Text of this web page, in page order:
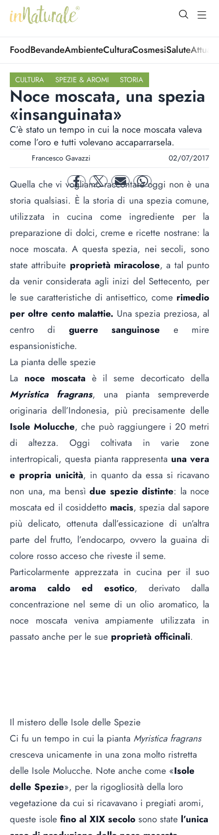
open
FoodBevandeAmbienteCulturaCosmesiSalute
CULTURA SPEZIE & AROMI STORIA
Noce moscata, una spezia
«insanguinata»
C’è stato un tempo in cui la noce moscata valeva
come l’oro e tutti volevano accaparrarsela.
Francesco Gavazzi 02/07/2017
facebooktwitter mail whatsapp
Quella che vi vogliamo raccontare oggi non è una
storia qualsiasi. È la storia di una spezia comune,
utilizzata in cucina come ingrediente per la
preparazione di dolci, creme e ricette nostrane: la
noce moscata. A questa spezia, nei secoli, sono
state attribuite proprietà miracolose, a tal punto
da venir considerata agli inizi del Settecento, per
le sue caratteristiche di antisettico, come rimedio
per oltre cento malattie. Una spezia preziosa, al
centro di guerre sanguinose e mire
espansionistiche.
La pianta delle spezie
La noce moscata è il seme decorticato della
Myristica fragrans, una pianta sempreverde
originaria dell’Indonesia, più precisamente delle
Isole Molucche, che può raggiungere i 20 metri
di altezza. Oggi coltivata in varie zone
intertropicali, questa pianta rappresenta una vera
e propria unicità, in quanto da essa si ricavano
non una, ma bensì due spezie distinte: la noce
moscata ed il cosiddetto macis, spezia dal sapore
più delicato, ottenuta dall’essicazione di un’altra
parte del frutto, l’endocarpo, ovvero la guaina di
colore rosso acceso che riveste il seme.
Particolarmente apprezzata in cucina per il suo
aroma caldo ed esotico, derivato dalla
concentrazione nel seme di un olio aromatico, la
noce moscata veniva ampiamente utilizzata in
passato anche per le sue proprietà officinali.
Il mistero delle Isole delle Spezie
Ci fu un tempo in cui la pianta Myristica fragrans
cresceva unicamente in una zona molto ristretta
delle Isole Molucche. Note anche come «Isole
delle Spezie», per la rigogliosità della loro
vegetazione da cui si ricavavano i pregiati aromi,
queste isole fino al XIX secolo sono state l’unica